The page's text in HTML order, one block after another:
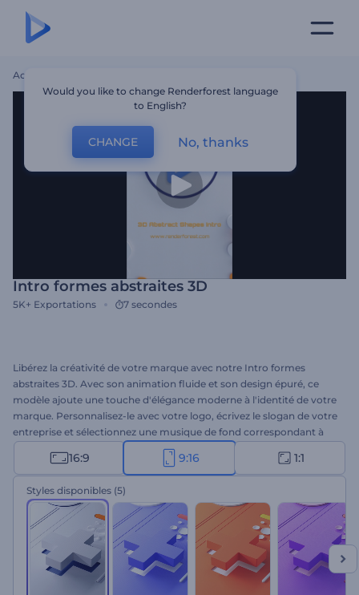
Accueil
Intro formes abstraites 3D
5K+ Exportations 7 secondes
Libérez la créativité de votre marque avec notre Intro formes
abstraites 3D. Avec son animation fluide et son design épuré, ce
modèle ajoute une touche d'élégance moderne à l'identité de votre
marque. Personnalisez-le avec votre logo, écrivez le slogan de votre
entreprise et sélectionnez une musique de fond correspondant à
l'ambiance de votre marque. Qu'il s'agisse de lancer un nouveau
produit ou de redorer l'image de votre marque, ce modèle est le
choix idéal pour un dévoilement de logo mémorable. Créez dès
maintenant et préparez le terrain pour le succès de votre marque !
16:9 9:16 1:1
Styles disponibles (5)
Would you like to change Renderforest language
to English?
CHANGE No, thanks